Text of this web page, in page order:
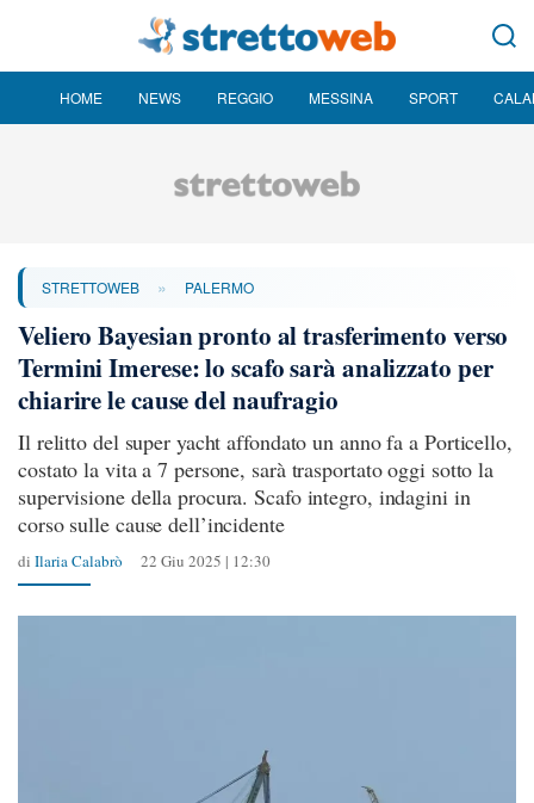
HOME NEWS REGGIO MESSINA SPORT
STRETTOWEB » PALERMO
Veliero Bayesian pronto al trasferimento verso
Termini Imerese: lo scafo sarà analizzato per
chiarire le cause del naufragio
Il relitto del super yacht affondato un anno fa a Porticello,
costato la vita a 7 persone, sarà trasportato oggi sotto la
supervisione della procura. Scafo integro, indagini in
corso sulle cause dell’incidente
di Ilaria Calabrò 22 Giu 2025 | 12:30